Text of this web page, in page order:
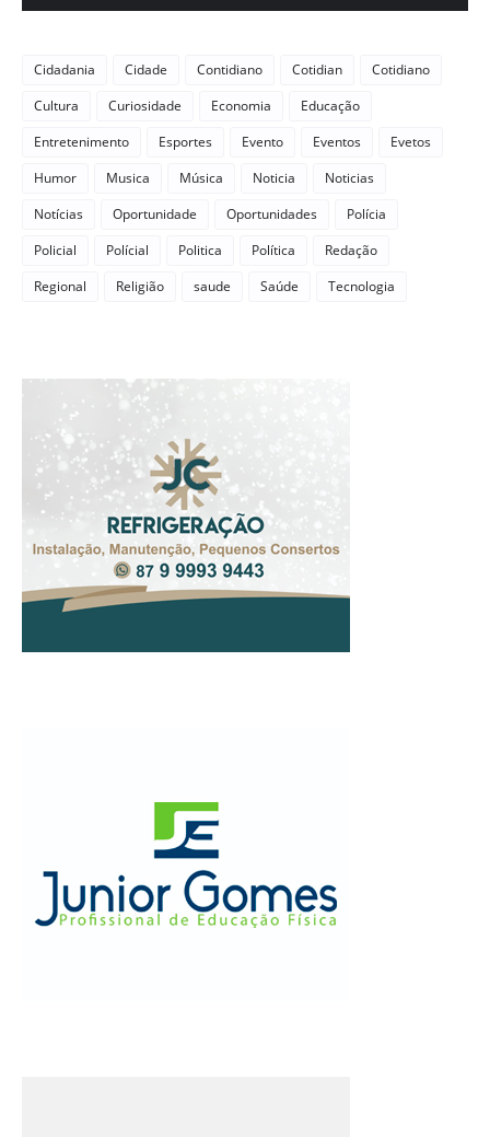
Cidadania Cidade Contidiano Cotidian
Cotidiano
Cultura
Curiosidade Economia
Educação
Entretenimento
Esportes Evento Eventos
Evetos
Humor
Musica Música Noticia
Noticias
Notícias
Oportunidade Oportunidades
Polícia
Policial
Polícial Politica Política
Redação
Regional
Religião saude Saúde Tecnologia